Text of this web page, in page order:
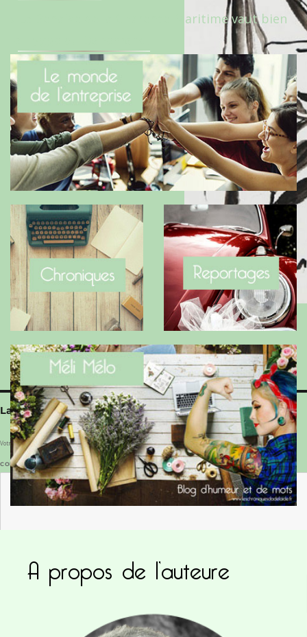
Laisser un commentaire
Votre adresse e-mail ne sera pas publiée.Les champs obligatoires sont indiqués avec*
COMMENTAIRE*
Le Benaise de la Charente-Maritime vaut bien
A propos de l’auteure